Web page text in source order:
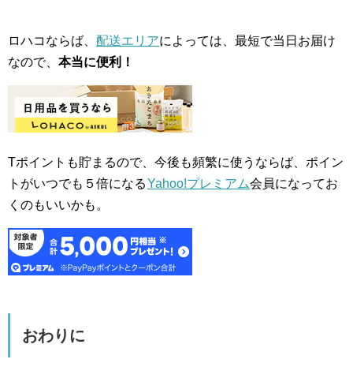
ロハコならば、 配送エリアによっては、最短で当日お届け
なので、 本当に便利！
Tポイントも貯まるので、今後も頻繁に使うならば、ポイン
トがいつでも５倍になる Yahoo!プレミアム会員になってお
くのもいいかも。
おわりに